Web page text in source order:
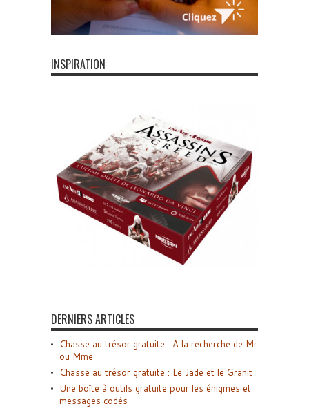
INSPIRATION
DERNIERS ARTICLES
Chasse au trésor gratuite : A la recherche de Mr
ou Mme
Chasse au trésor gratuite : Le Jade et le Granit
Une boîte à outils gratuite pour les énigmes et
messages codés